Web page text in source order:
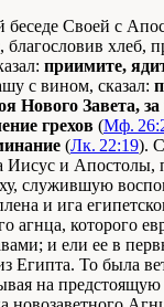
Своей с
хлеб,
приимите,
с вином, сказал:
Нового Завета,
грехов (Мф.
(Лк. 22:19).
Иисус и Апостолы,
служившую
и ига
агнца, которого
и ели ее в
Египта. То была
на